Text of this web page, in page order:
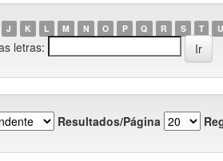
J K L M N O P Q R S T U
letras:
Resultados/Página